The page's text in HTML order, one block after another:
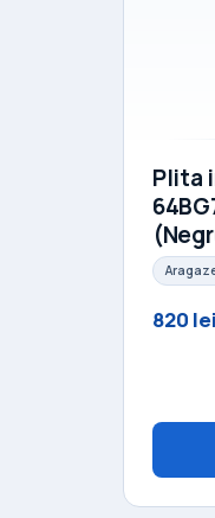
Plita
820 lei